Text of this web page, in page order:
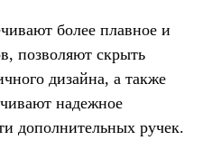
более плавное и
позволяют скрыть
дизайна, а также
надежное
дополнительных ручек.